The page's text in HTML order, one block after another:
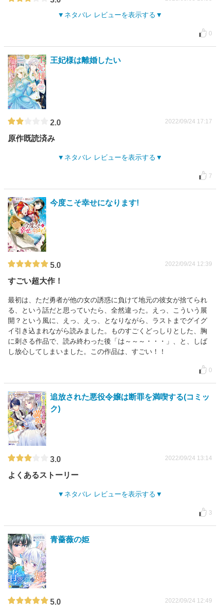
ネタバレ レビューを表示する
0
王妃様は離婚したい
2.0 2022/09/24 17:17
原作既読済み
ネタバレ レビューを表示する
7
今度こそ幸せになります!
5.0 2022/09/24 12:39
すごい超大作！
最初は、ただ勇者が他の女の誘惑に負けて地元の彼女が捨てられ
る、という話だと思っていたら、全然違った。えっ、こういう展
開？という風に、えっ、えっ、となりながら、ラストまでグイグ
イ引き込まれながら読みました。ものすごくどっしりとした、胸
に刺さる作品で、読み終わった後「は～～～・・・」、と、しば
し放心してしまいました。この作品は、すごい！！
0
追放された悪役令嬢は断罪を満喫する(コミッ
ク)
3.0 2022/09/24 13:14
よくあるストーリー
ネタバレ レビューを表示する
3
青薔薇の姫
5.0 2022/09/24 12:49